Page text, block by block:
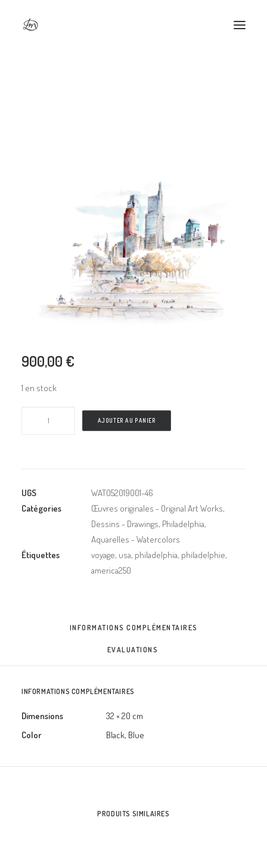
900,00 €
1 en stock
AJOUTER AU PANIER
UGS
WAT052019001-46
Catégories
Œuvres originales - Original Art Works,
Dessins - Drawings, Philadelphia,
Aquarelles - Watercolors
Étiquettes
voyage, usa, philadelphia, philadelphie,
america250
INFORMATIONS COMPLÉMENTAIRES
EVALUATIONS
INFORMATIONS COMPLÉMENTAIRES
Dimensions
32 × 20 cm
Color
Black, Blue
PRODUITS SIMILAIRES